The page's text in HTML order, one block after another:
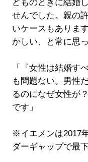
どものときに結婚
せんでした。親の
いケースもありま
かしい、と常に思
「『女性は結婚す
も問題ない。男性
るのになぜ女性が
です」
※イエメンは2017
ダーギャップで最